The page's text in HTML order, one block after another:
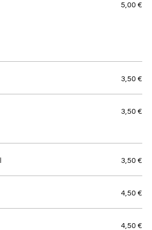
5,00 €
3,50 €
3,50 €
3,50 €
4,50 €
4,50 €